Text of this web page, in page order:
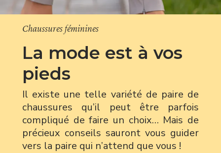
Chaussures féminines
La mode est à vos
pieds
Il existe une telle variété de paire de
chaussures qu’il peut être parfois
compliqué de faire un choix… Mais de
précieux conseils sauront vous guider
vers la paire qui n’attend que vous !